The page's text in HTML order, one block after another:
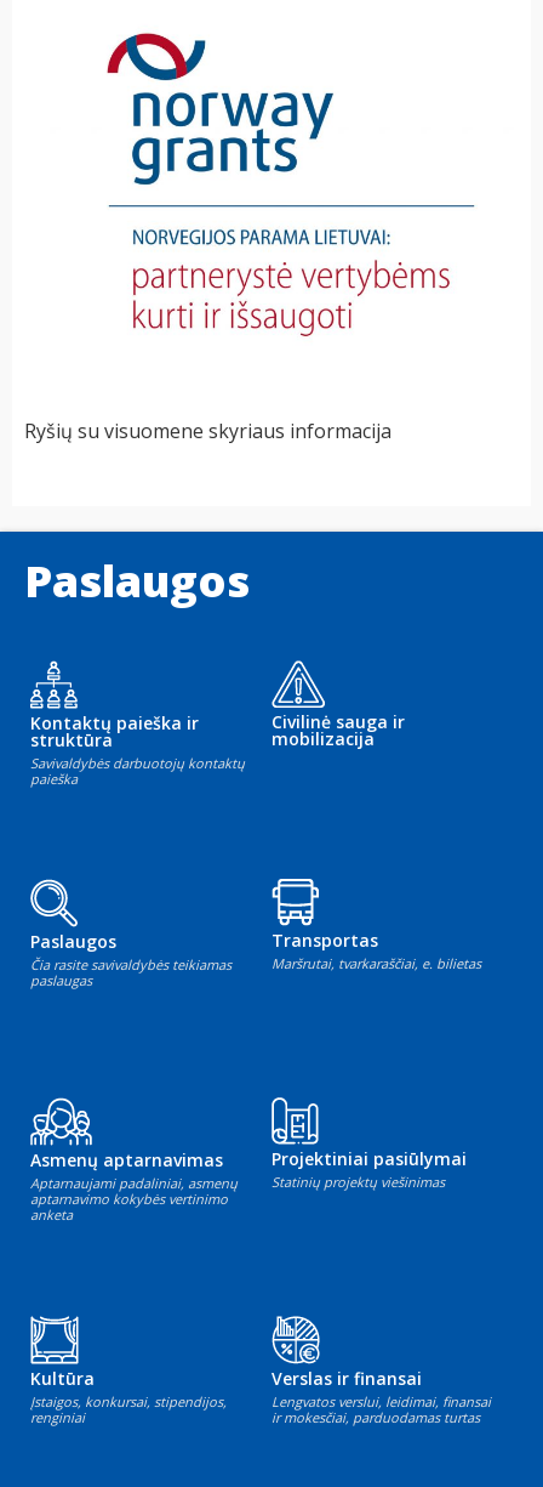
Ryšių su visuomene skyriaus informacija
Paslaugos
Kontaktų paieška ir
struktūra
Savivaldybės darbuotojų kontaktų
paieška
Civilinė sauga ir
mobilizacija
Paslaugos
Čia rasite savivaldybės teikiamas
paslaugas
Transportas
Maršrutai, tvarkaraščiai, e. bilietas
Asmenų aptarnavimas
Aptarnaujami padaliniai, asmenų
aptarnavimo kokybės vertinimo
anketa
Projektiniai pasiūlymai
Statinių projektų viešinimas
Kultūra
Įstaigos, konkursai, stipendijos,
renginiai
Verslas ir finansai
Lengvatos verslui, leidimai, finansai
ir mokesčiai, parduodamas turtas